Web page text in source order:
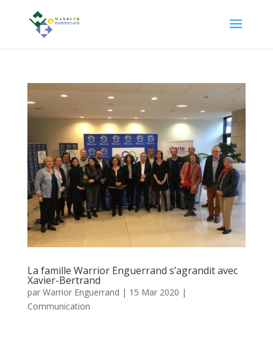
La famille Warrior Enguerrand s’agrandit avec
Xavier-Bertrand
par Warrior Enguerrand | 15 Mar 2020 |
Communication